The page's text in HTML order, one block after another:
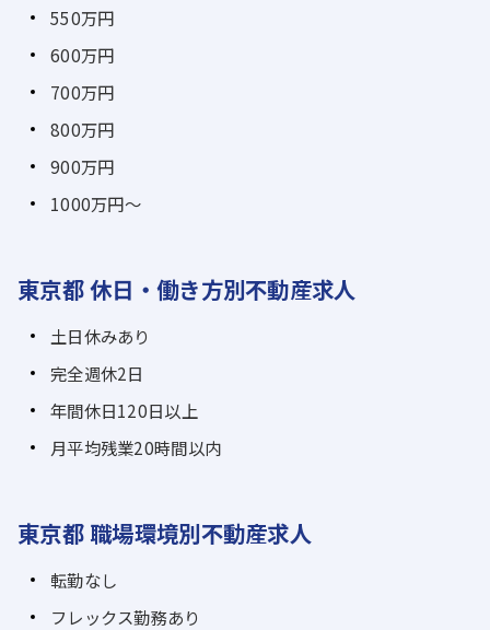
550万円
600万円
700万円
800万円
900万円
1000万円～
東京都 休日・働き方別不動産求人
土日休みあり
完全週休2日
年間休日120日以上
月平均残業20時間以内
東京都 職場環境別不動産求人
転勤なし
フレックス勤務あり